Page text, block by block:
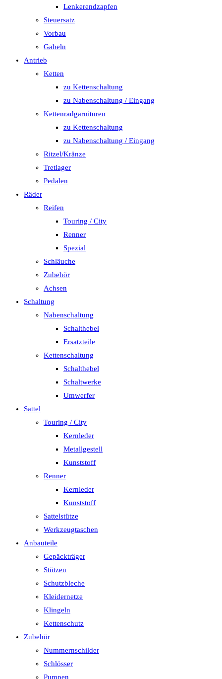
Lenkerendzapfen
Steuersatz
Vorbau
Gabeln
Antrieb
Ketten
zu Kettenschaltung
zu Nabenschaltung / Eingang
Kettenradgarnituren
zu Kettenschaltung
zu Nabenschaltung / Eingang
Ritzel/Kränze
Tretlager
Pedalen
Räder
Reifen
Touring / City
Renner
Spezial
Schläuche
Zubehör
Achsen
Schaltung
Nabenschaltung
Schalthebel
Ersatzteile
Kettenschaltung
Schalthebel
Schaltwerke
Umwerfer
Sattel
Touring / City
Kernleder
Metallgestell
Kunststoff
Renner
Kernleder
Kunststoff
Sattelstütze
Werkzeugtaschen
Anbauteile
Gepäckträger
Stützen
Schutzbleche
Kleidernetze
Klingeln
Kettenschutz
Zubehör
Nummernschilder
Schlösser
Pumpen